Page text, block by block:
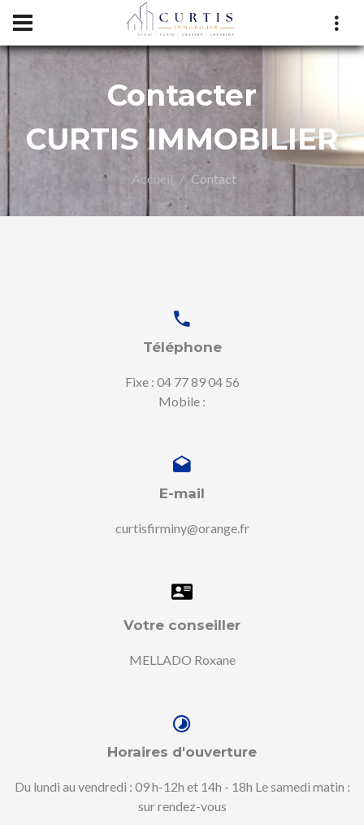
Contacter
CURTIS IMMOBILIER
Accueil Contact
Téléphone
Fixe : 04 77 89 04 56
Mobile :
E-mail
curtisfirminy@orange.fr
Votre conseiller
MELLADO Roxane
Horaires d'ouverture
Du lundi au vendredi : 09 h-12h et 14h - 18h Le samedi matin :
sur rendez-vous